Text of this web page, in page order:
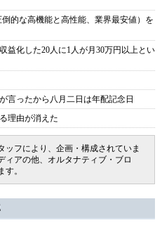
的な高機能と高性能、業界最安値）を
益化した20人に1人が月30万円以上とい
言ったから八月二日は年配記念日
理由が消えた
ッフにより、企画・構成されていま
ィアの他、オルタナティブ・ブロ
。